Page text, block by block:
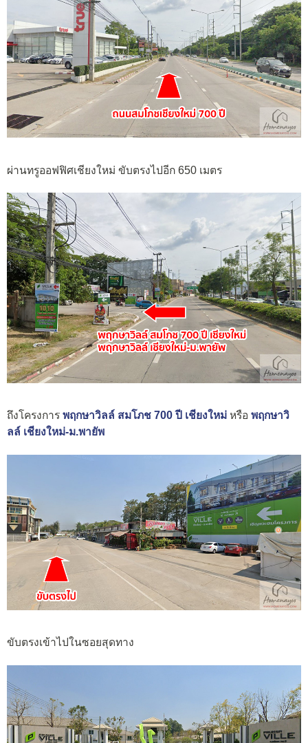
ผ่านทรูออฟฟิศเชียงใหม่ ขับตรงไปอีก 650 เมตร
ถึงโครงการ พฤกษาวิลล์ สมโภช 700 ปี เชียงใหม่ หรือ พฤกษาวิ
ลล์ เชียงใหม่-ม.พายัพ
ขับตรงเข้าไปในซอยสุดทาง